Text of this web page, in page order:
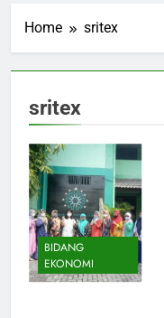
Home sritex
sritex
BIDANG
EKONOMI